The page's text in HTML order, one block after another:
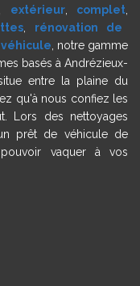
extérieur, complet
rénovation de
, notre gamme
basés à Andrézieux-
entre la plaine du
qu'à nous confiez les
Lors des nettoyages
prêt de véhicule de
vaquer à vos